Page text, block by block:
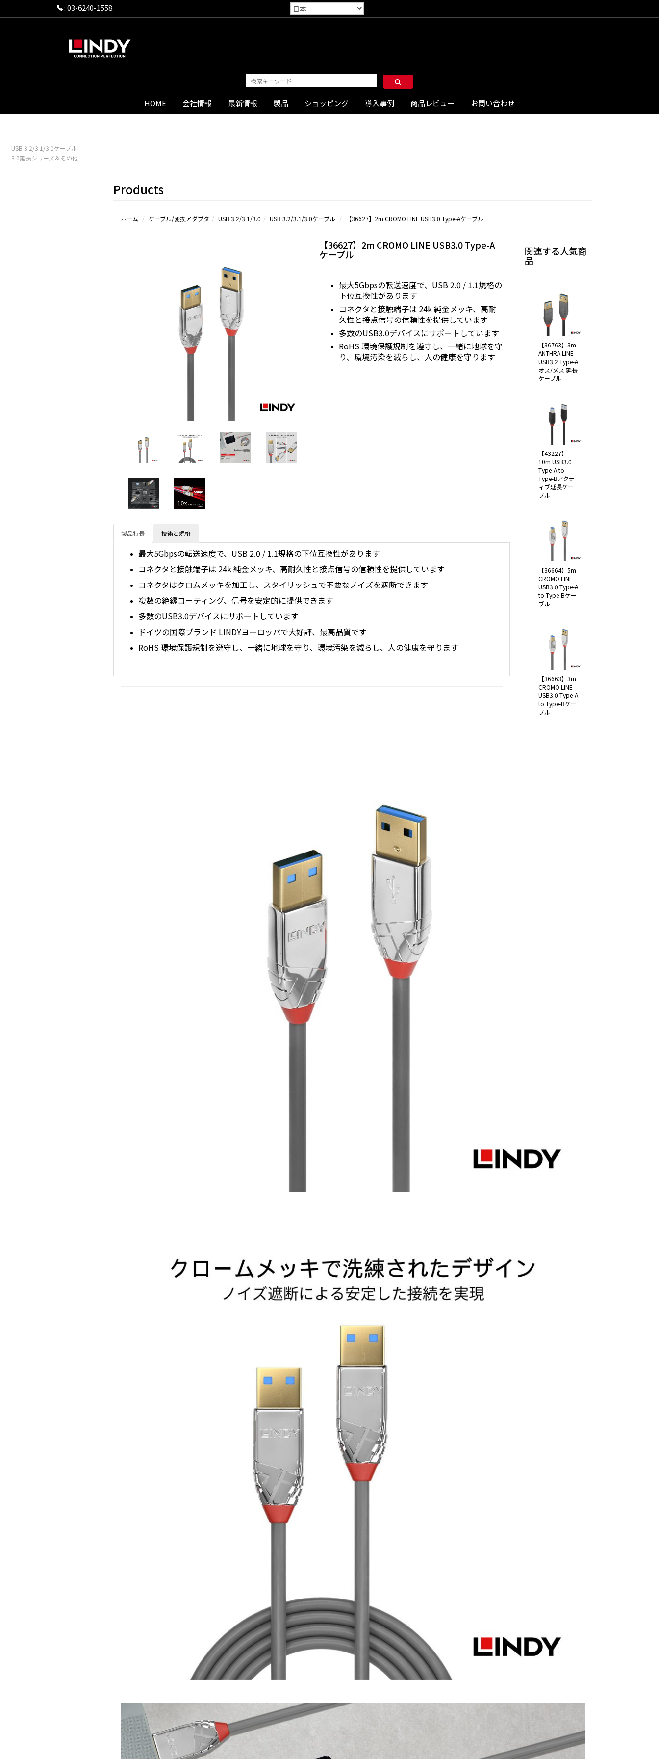
:03-6240-1558
HOME 会社情報 最新情報 製品 ショッピング 導入事例 商品レビュー お問い合わせ
USB 3.2/3.1/3.0ケーブル
3.0延長シリーズ＆その他
Products
ホーム ケーブル/変換アダプタ USB 3.2/3.1/3.0 USB 3.2/3.1/3.0ケーブル 【36627】2m CROMO LINE USB3.0 Type-Aケーブル
【36627】2m CROMO LINE USB3.0 Type-A
ケーブル
最大5Gbpsの転送速度で、USB 2.0 / 1.1規格の
下位互換性があります
コネクタと接触端子は 24k 純金メッキ、高耐
久性と接点信号の信頼性を提供しています
多数のUSB3.0デバイスにサポートしています
RoHS 環境保護規制を遵守し、一緒に地球を守
り、環境汚染を減らし、人の健康を守ります
製品特長 技術と規格
最大5Gbpsの転送速度で、USB 2.0 / 1.1規格の下位互換性があります
コネクタと接触端子は 24k 純金メッキ、高耐久性と接点信号の信頼性を提供しています
コネクタはクロムメッキを加工し、スタイリッシュで不要なノイズを遮断できます
複数の絶縁コーティング、信号を安定的に提供できます
多数のUSB3.0デバイスにサポートしています
ドイツの国際ブランド LINDYヨーロッパで大好評、最高品質です
RoHS 環境保護規制を遵守し、一緒に地球を守り、環境汚染を減らし、人の健康を守ります
関連する人気商
品
【36763】3m
ANTHRA LINE
USB3.2 Type-A
オス/メス 延長
ケーブル
【43227】
10m USB3.0
Type-A to
Type-Bアクテ
ィブ延長ケー
ブル
【36664】5m
CROMO LINE
USB3.0 Type-A
to Type-Bケー
ブル
【36663】3m
CROMO LINE
USB3.0 Type-A
to Type-Bケー
ブル